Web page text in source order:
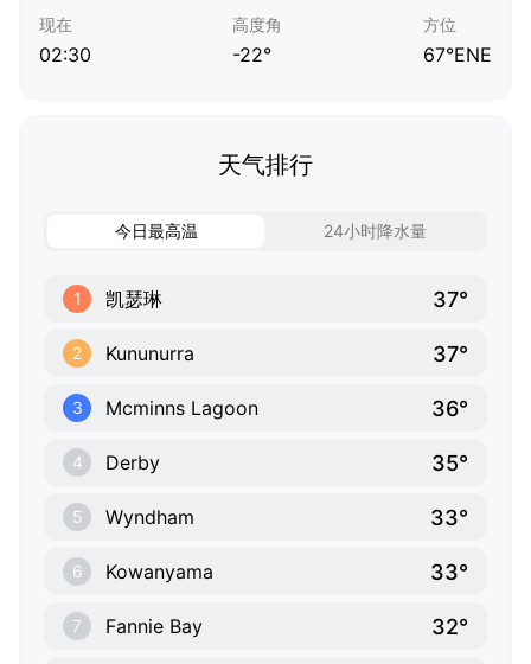
现在
02:30
高度角
-22°
方位
67°ENE
天气排行
今日最高温 24小时降水量
1 凯瑟琳 37°
2 Kununurra 37°
3 Mcminns Lagoon 36°
4 Derby 35°
5 Wyndham 33°
6 Kowanyama 33°
7 Fannie Bay 32°